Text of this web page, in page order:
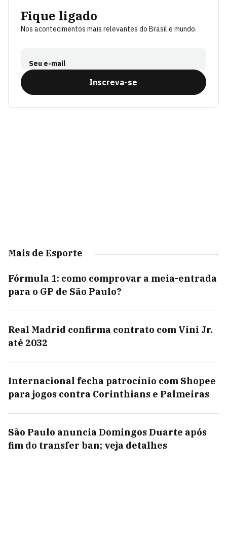
Fique ligado
Nos acontecimentos mais relevantes do Brasil e mundo.
Seu e-mail
Inscreva-se
Mais de Esporte
Fórmula 1: como comprovar a meia-entrada
para o GP de São Paulo?
Real Madrid confirma contrato com Vini Jr.
até 2032
Internacional fecha patrocínio com Shopee
para jogos contra Corinthians e Palmeiras
São Paulo anuncia Domingos Duarte após
fim do transfer ban; veja detalhes